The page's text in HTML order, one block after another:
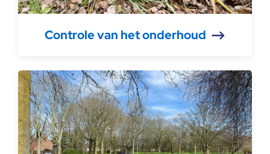
Controle van het onderhoud